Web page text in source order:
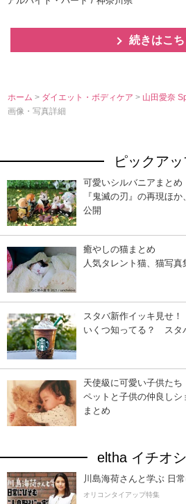
続きはこち
ホーム > ダイエット・ボディケア> 山田愛奈
画像・写真詳細
ピックア
可愛いシルバニアまとめ
『鬼滅の刃』の再現ほ
公開
癒やしの猫まとめ
人気タレント猫、猫写
スタバ新作イッキ見せ！
いくつ知ってる？ スタ
天使級に可愛い子供たち
ペットと子供の仲良し
まとめ
eltha イチオ
川島海荷さんと学ぶ 日
オリコンタイアップ特集